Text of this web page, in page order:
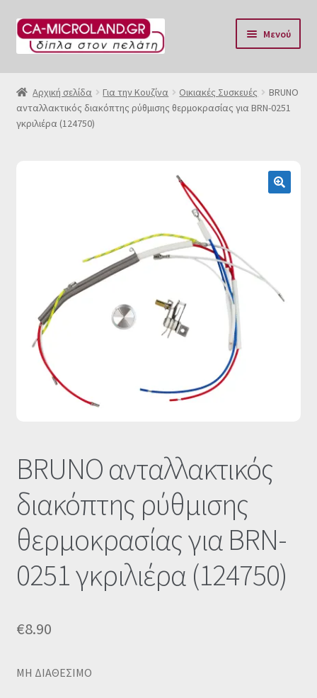
Απευθείας
μετάβαση
Μετάβαση
σε
Μενού
Αρχική
Η Eταιρία μας
Πολιτική επιστροφών
Οι Συνεργασίες μας
Καλάθι
Ολοκλήρωση παραγγελίας
Αρχική σελίδα Για την Κουζίνα Οικιακές Συσκευές
BRUNO
ανταλλακτικός διακόπτης ρύθμισης θερμοκρασίας για BRN-0251
γκριλιέρα (124750)
BRUNO ανταλλακτικός
διακόπτης ρύθμισης
θερμοκρασίας για BRN-
0251 γκριλιέρα (124750)
€8.90
MΗ ΔΙΑΘΕΣΙΜΟ